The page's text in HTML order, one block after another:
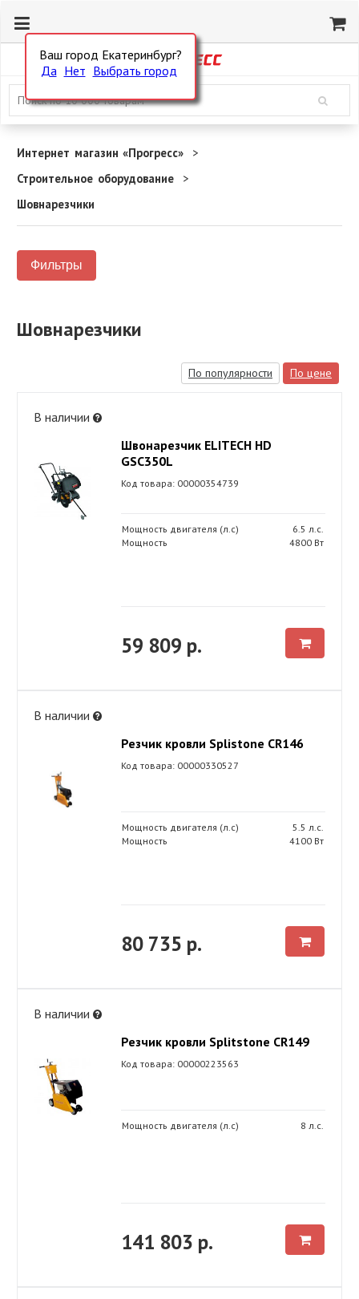
Ваш город Екатеринбург?
Да Нет Выбрать город
Интернет магазин «Прогресс»
Строительное оборудование
Шовнарезчики
Фильтры
Шовнарезчики
По популярности По цене
В наличии
Швонарезчик ELITECH HD
GSC350L
Код товара: 00000354739
Мощность двигателя (л.с)
6.5 л.с.
Мощность
4800 Вт
59 809 р.
В наличии
Резчик кровли Splistone CR146
Код товара: 00000330527
Мощность двигателя (л.с)
5.5 л.с.
Мощность
4100 Вт
80 735 р.
В наличии
Резчик кровли Splitstone CR149
Код товара: 00000223563
Мощность двигателя (л.с) 8 л.с.
141 803 р.